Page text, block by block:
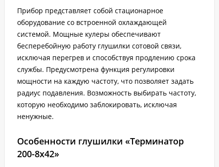
Прибор представляет собой стационарное
оборудование со встроенной охлаждающей
системой. Мощные кулеры обеспечивают
бесперебойную работу глушилки сотовой связи,
исключая перегрев и способствуя продлению срока
службы. Предусмотрена функция регулировки
мощности на каждую частоту, что позволяет задать
радиус подавления. Возможность выбирать частоту,
которую необходимо заблокировать, исключая
ненужные.
Особенности глушилки «Терминатор
200-8х42»